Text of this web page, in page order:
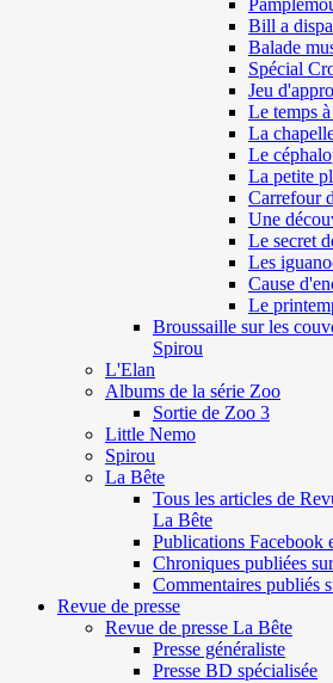
Bill a
Balade
Spécial
Jeu
Le temps
La
Le
La petite
Carrefour
Une
Le secret
Les
Cause
Le
Broussaille sur les
Spirou
L'Elan
Albums de la série Zoo
Sortie de Zoo 3
Little Nemo
Spirou
La Bête
Tous les articles de
La Bête
Publications Facebook
Chroniques publiées
Commentaires publiés
Revue de presse
Revue de presse La Bête
Presse généraliste
Presse BD spécialisée